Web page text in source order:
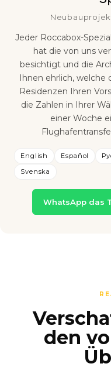
Jeder Roccabox-
hat die von uns
besichtigt und die
Ihnen ehrlich, welche
Residenzen Ihren
die Zahlen in Ihrer
einer Woche
English Español
Svenska
WhatsApp das
den